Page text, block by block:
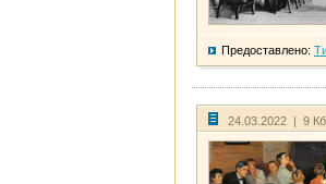
Предоставлено:
24.03.2022 | 9